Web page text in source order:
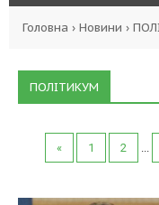
Головна › Новини ›
ПОЛІТИКУМ
« 1 2